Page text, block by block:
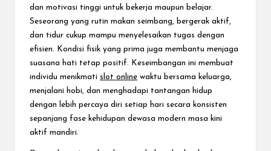
dan motivasi tinggi untuk bekerja maupun belajar.
Seseorang yang rutin makan seimbang, bergerak aktif,
dan tidur cukup mampu menyelesaikan tugas dengan
efisien. Kondisi fisik yang prima juga membantu menjaga
suasana hati tetap positif. Keseimbangan ini membuat
individu menikmati slot online waktu bersama keluarga,
menjalani hobi, dan menghadapi tantangan hidup
dengan lebih percaya diri setiap hari secara konsisten
sepanjang fase kehidupan dewasa modern masa kini
aktif mandiri.